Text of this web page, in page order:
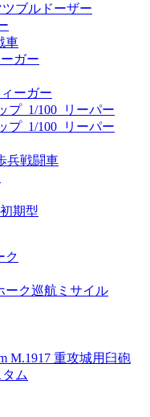
ツブルドーザー
車
ガー
ーガー
プ_1/100_リーパー
プ_1/100_リーパー
兵戦闘車
期型
ク
ーク巡航ミサイル
M.1917 重攻城用臼砲
ム